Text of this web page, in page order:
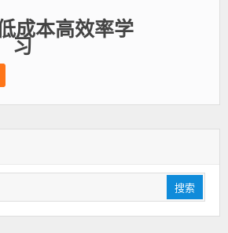
成本高效率学
习
搜索